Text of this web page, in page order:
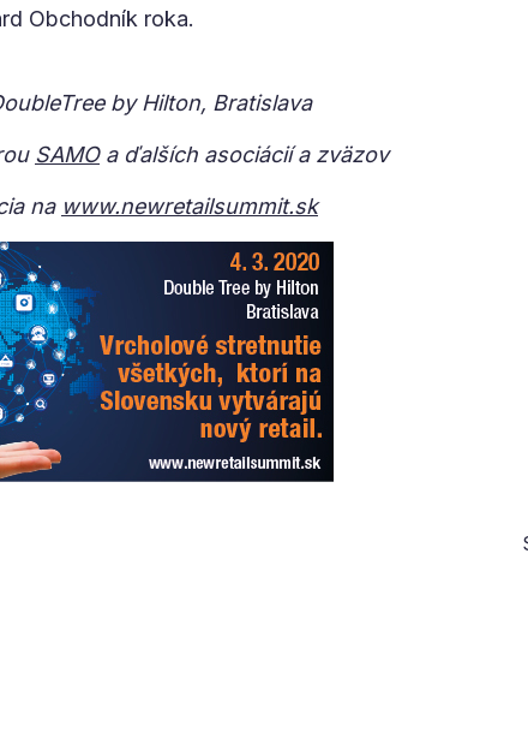
Obchodník roka.
by Hilton, Bratislava
SAMOa ďalších asociácií a zväzov
na www.newretailsummit.sk